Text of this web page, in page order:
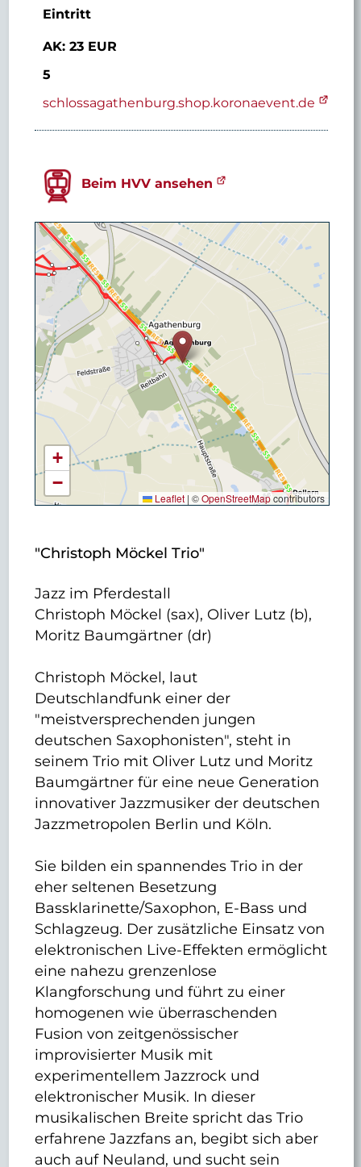
Eintritt
AK: 23 EUR
5
schlossagathenburg.shop.koronaevent.de
Beim HVV ansehen
+
−
Leaflet | ©OpenStreetMapcontributors
"Christoph Möckel Trio"
Jazz im Pferdestall
Christoph Möckel (sax), Oliver Lutz (b),
Moritz Baumgärtner (dr)
Christoph Möckel, laut
Deutschlandfunk einer der
"meistversprechenden jungen
deutschen Saxophonisten", steht in
seinem Trio mit Oliver Lutz und Moritz
Baumgärtner für eine neue Generation
innovativer Jazzmusiker der deutschen
Jazzmetropolen Berlin und Köln.
Sie bilden ein spannendes Trio in der
eher seltenen Besetzung
Bassklarinette/Saxophon, E-Bass und
Schlagzeug. Der zusätzliche Einsatz von
elektronischen Live-Effekten ermöglicht
eine nahezu grenzenlose
Klangforschung und führt zu einer
homogenen wie überraschenden
Fusion von zeitgenössischer
improvisierter Musik mit
experimentellem Jazzrock und
elektronischer Musik. In dieser
musikalischen Breite spricht das Trio
erfahrene Jazzfans an, begibt sich aber
auch auf Neuland, und sucht sein